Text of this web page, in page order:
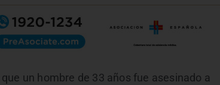
un hombre de 33 años fue asesinado a